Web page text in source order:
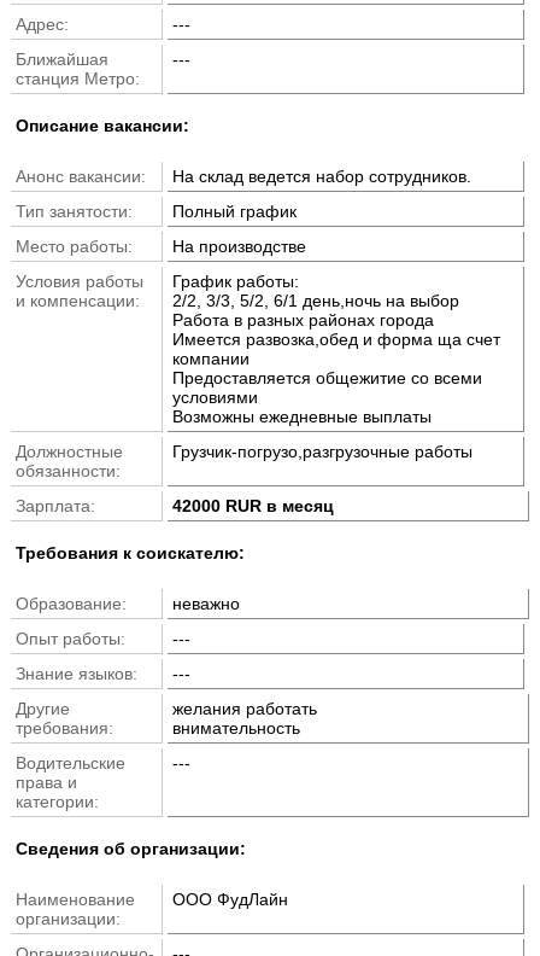
Адрес:
---
Ближайшая
станция Метро:
---
Описание вакансии:
Анонс вакансии:
На склад ведется набор сотрудников.
Тип занятости:
Полный график
Место работы:
На производстве
Условия работы
и компенсации:
График работы:
2/2, 3/3, 5/2, 6/1 день,ночь на выбор
Работа в разных районах города
Имеется развозка,обед и форма ща счет
компании
Предоставляется общежитие со всеми
условиями
Возможны ежедневные выплаты
Должностные
обязанности:
Грузчик-погрузо,разгрузочные работы
Зарплата: 42000 RUR в месяц
Требования к соискателю:
Образование:
неважно
Опыт работы:
---
Знание языков:
---
Другие
требования:
желания работать
внимательность
Водительские
права и
категории:
---
Cведения об организации:
Наименование
организации:
ООО ФудЛайн